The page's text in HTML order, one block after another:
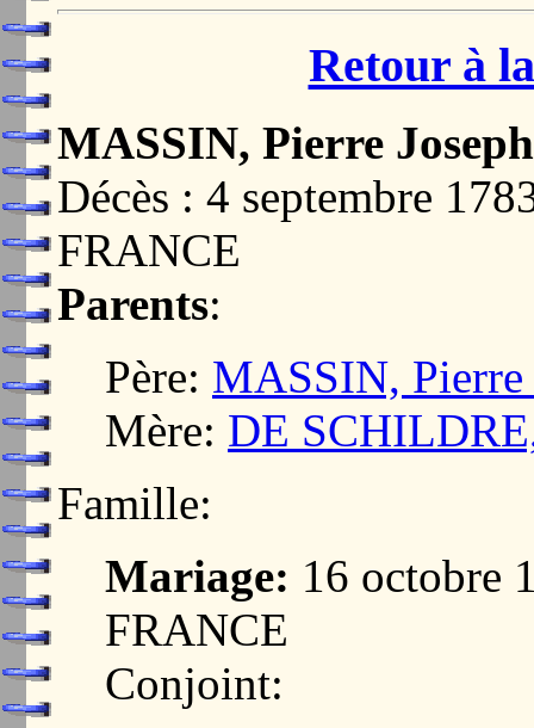
Retour à
MASSIN, Pierre Joseph
Décès : 4 septembre
FRANCE
Parents:
Père: MASSIN,
Mère: DE
Famille:
Mariage: 16 octobre
FRANCE
Conjoint: